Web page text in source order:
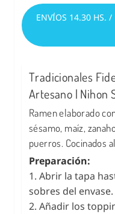
ENVÍOS 14.30 HS. /
Tradicionales
Artesano | Nihon
Ramen elaborado
sésamo, maíz,
puerros. Cocinados
Preparación:
1. Abrir la tapa
sobres del envase.
2. Añadir los